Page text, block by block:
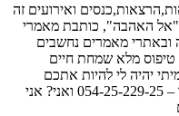
ואירועים זה
"אל האהבה", כותבת מאמרי
ובאתרי מאמרים נחשבים
טיפוס מלא שמחת חיים
יהיה לי להיות אתכם
באירוע שלכם ! התקשרו עכשיו אלי לנייד – 054-25-229-25 ואני? אני